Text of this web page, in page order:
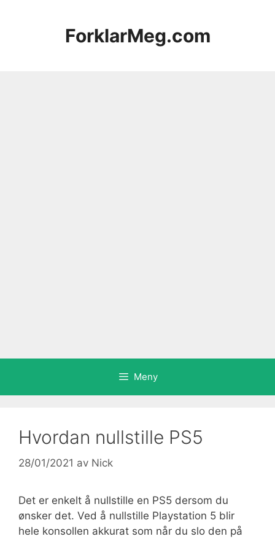
ForklarMeg.com
Meny
Hvordan nullstille PS5
28/01/2021 av Nick
Det er enkelt å nullstille en PS5 dersom du
ønsker det. Ved å nullstille Playstation 5 blir
hele konsollen akkurat som når du slo den på